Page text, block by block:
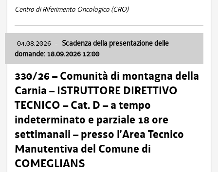
Centro di Riferimento Oncologico (CRO)
04.08.2026 - Scadenza della presentazione delle
domande: 18.09.2026 12:00
330/26 – Comunità di montagna della
Carnia – ISTRUTTORE DIRETTIVO
TECNICO – Cat. D – a tempo
indeterminato e parziale 18 ore
settimanali – presso l’Area Tecnico
Manutentiva del Comune di
COMEGLIANS